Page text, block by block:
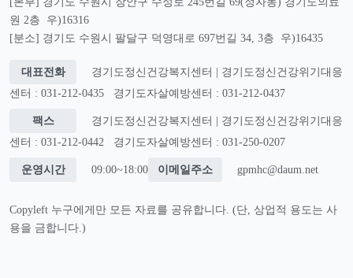
원 2층 우)16316
[분소] 경기도 수원시 팔달구 덕영대로 697번길 34, 3층 우)16435
대표전화
경기도정신건강복지센터 | 경기도정신건강위기대응
센터 : 031-212-0435
경기도자살예방센터 : 031-212-0437
팩스
경기도정신건강복지센터 | 경기도정신건강위기대응
센터 : 031-212-0442
경기도자살예방센터 : 031-250-0207
운영시간 09:00~18:00 이메일주소 gpmhc@daum.net
Copyleft 누구에게만 모든 자료를 공유합니다. (단, 상업적 용도는 사
용을 금합니다.)